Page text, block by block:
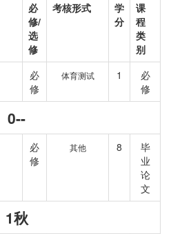
必
修/
选
修
考核形式
学
分
课
程
类
别
必
修
体育测试 1
必
修
0--
必
修
其他 8
毕
业
论
文
1秋